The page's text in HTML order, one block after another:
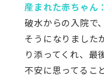
産まれた赤ちゃん
破水からの入院で
そうになりました
り添ってくれ、最
不安に思ってるこ